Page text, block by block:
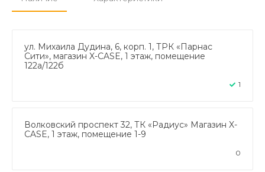
ул. Михаила Дудина, 6, корп. 1, ТРК «Парнас
Сити», магазин X-CASE, 1 этаж, помещение
122а/122б
1
Волковский проспект 32, ТК «Радиус» Магазин X-
CASE, 1 этаж, помещение 1-9
0